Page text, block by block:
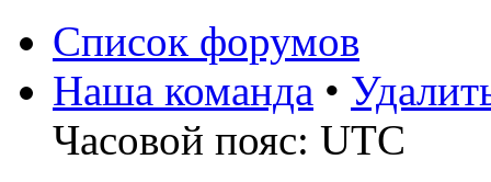
Список форумов
Наша команда •
Часовой пояс: UTC